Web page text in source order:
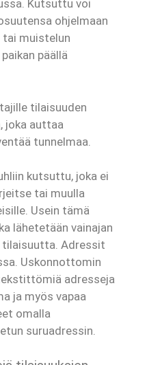
Kutsuttu voi
ohjelmaan
tai muistelun
päällä
tilaisuuden
joka auttaa
tunnelmaa.
kutsuttu, joka ei
tai muulla
Usein tämä
lähetetään vainajan
Adressit
Uskonnottomin
adresseja
ja myös vapaa
omalla
suruadressin.